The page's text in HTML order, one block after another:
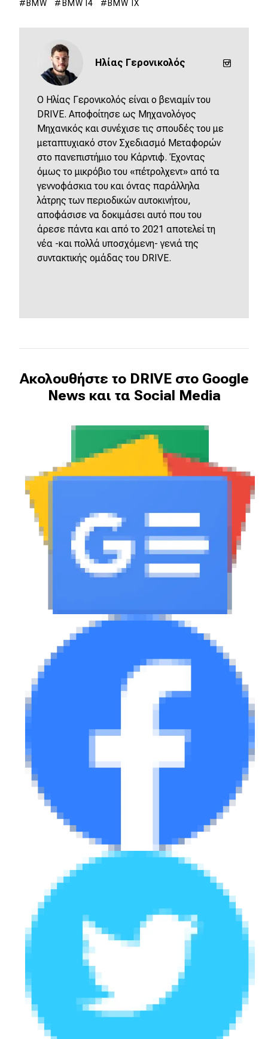
eDRIVE
BMW BMW I4 BMW IX
Ηλίας Γερονικολός
O Ηλίας Γερονικολός είναι ο βενιαμίν του
DRIVE. Αποφοίτησε ως Μηχανολόγος
Μηχανικός και συνέχισε τις σπουδές του με
μεταπτυχιακό στον Σχεδιασμό Μεταφορών
στο πανεπιστήμιο του Κάρντιφ. Έχοντας
όμως το μικρόβιο του «πέτρολχεντ» από τα
γεννοφάσκια του και όντας παράλληλα
λάτρης των περιοδικών αυτοκινήτου,
αποφάσισε να δοκιμάσει αυτό που του
άρεσε πάντα και από το 2021 αποτελεί τη
νέα -και πολλά υποσχόμενη- γενιά της
συντακτικής ομάδας του DRIVE.
Ακολουθήστε το DRIVE στο Google
News και τα Social Media